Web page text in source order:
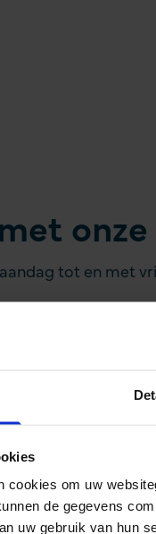
cookies om uw
de gegevens
uw gebruik van hun
onze
tot en met